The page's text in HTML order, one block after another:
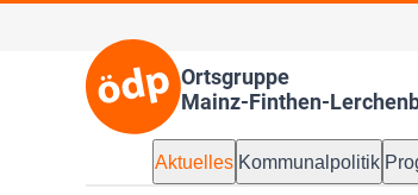
Ortsgruppe
Mainz-Finthen-
Aktuelles Kommunalpolitik